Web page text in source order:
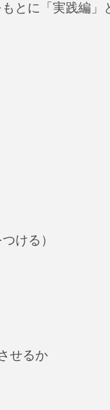
とに「実践編
ける）
せるか